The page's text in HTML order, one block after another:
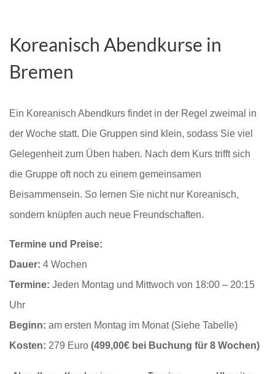
Koreanisch Abendkurse in
Bremen
Ein Koreanisch Abendkurs findet in der Regel zweimal in
der Woche statt. Die Gruppen sind klein, sodass Sie viel
Gelegenheit zum Üben haben. Nach dem Kurs trifft sich
die Gruppe oft noch zu einem gemeinsamen
Beisammensein. So lernen Sie nicht nur Koreanisch,
sondern knüpfen auch neue Freundschaften.
Termine und Preise:
Dauer: 4 Wochen
Termine: Jeden Montag und Mittwoch von 18:00 – 20:15
Uhr
Beginn: am ersten Montag im Monat (Siehe Tabelle)
Kosten: 279 Euro (499,00€ bei Buchung für 8 Wochen)